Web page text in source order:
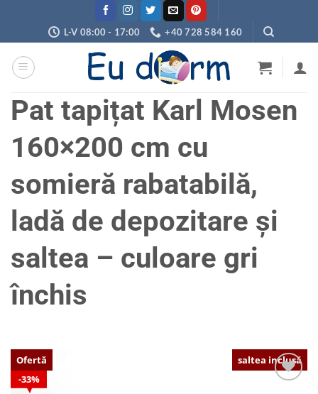
content
L-V 08:00 - 17:00 +40 728 584 160
Pat tapițat Karl Mosen
160×200 cm cu
somieră rabatabilă,
ladă de depozitare și
saltea – culoare gri
închis
33%
saltea inclusă
Ofertă